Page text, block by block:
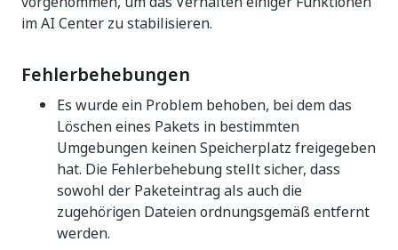
im AI Center zu stabilisieren.
Fehlerbehebungen
Es wurde ein Problem behoben, bei dem das
Löschen eines Pakets in bestimmten
Umgebungen keinen Speicherplatz freigegeben
hat. Die Fehlerbehebung stellt sicher, dass
sowohl der Paketeintrag als auch die
zugehörigen Dateien ordnungsgemäß entfernt
werden.